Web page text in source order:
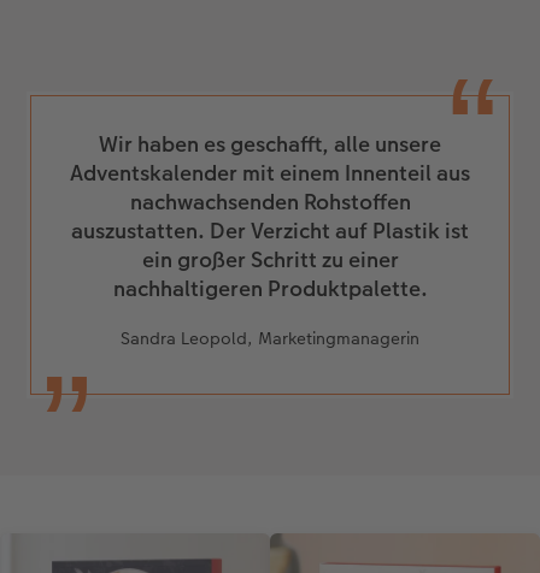
Wir haben es geschafft, alle unsere
Adventskalender mit einem Innenteil aus
nachwachsenden Rohstoffen
auszustatten. Der Verzicht auf Plastik ist
ein großer Schritt zu einer
nachhaltigeren Produktpalette.
Sandra Leopold, Marketingmanagerin